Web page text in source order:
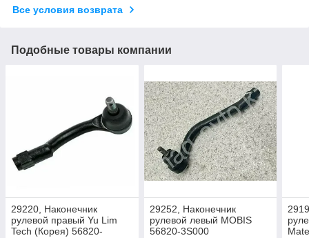
Все условия возврата
Подобные товары компании
29220, Наконечник
рулевой правый Yu Lim
Tech (Корея) 56820-
29252, Наконечник
рулевой левый MOBIS
56820-3S000